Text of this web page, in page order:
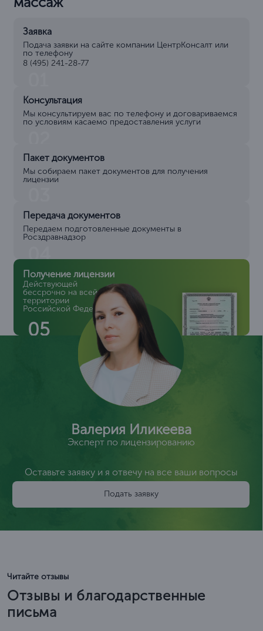
Заявка
Подача заявки на сайте компании ЦентрКонсалт или
по телефону
8 (495) 241-28-77
Консультация
Мы консультируем вас по телефону и договариваемся
по условиям касаемо предоставления услуги
Пакет документов
Мы собираем пакет документов для получения
лицензии
Передача документов
Передаем подготовленные документы в
Росздравнадзор
04
Получение лицензии
Действующей
бессрочно на всей
территории
Российской Федерации
05
Валерия Иликеева
Эксперт по лицензированию
Оставьте заявку и я отвечу на все ваши вопросы
Подать заявку
Читайте отзывы
Отзывы и благодарственные
письма